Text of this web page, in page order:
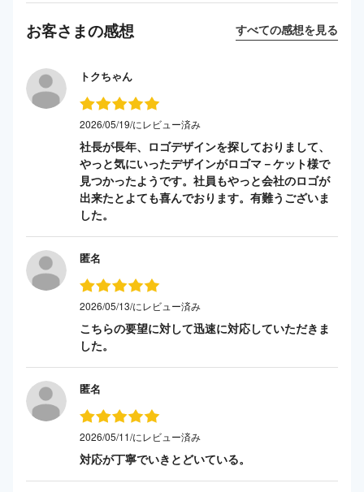
お客さまの感想 すべての感想を見る
トクちゃん
2026/05/19/にレビュー済み
社長が長年、ロゴデザインを探しておりまして、
やっと気にいったデザインがロゴマ－ケット様で
見つかったようです。社員もやっと会社のロゴが
出来たとよても喜んでおります。有難うございま
した。
匿名
2026/05/13/にレビュー済み
こちらの要望に対して迅速に対応していただきま
した。
匿名
2026/05/11/にレビュー済み
対応が丁寧でいきとどいている。